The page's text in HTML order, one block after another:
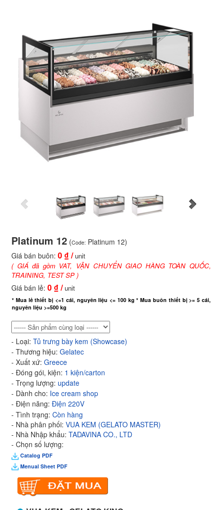
Platinum 12 (Code: Platinum 12)
Giá bán buôn: 0 ₫ / unit
( GIÁ đã gồm VAT, VẬN CHUYỂN GIAO HÀNG TOÀN QUỐC,
TRAINING, TEST SP )
Giá bán lẻ: 0 ₫ /unit
* Mua lẻ thiết bị <=1 cái, nguyên liệu <= 100 kg * Mua buôn thiết bị >= 5 cái,
nguyên liệu >=500 kg
- Loại: Tủ trưng bày kem (Showcase)
- Thương hiệu: Gelatec
- Xuất xứ: Greece
- Đóng gói, kiện: 1 kiện/carton
- Trọng lượng: update
- Dành cho: Ice cream shop
- Điện năng: Điện 220V
- Tình trạng: Còn hàng
- Nhà phân phối: VUA KEM (GELATO MASTER)
- Nhà Nhập khẩu: TADAVINA CO., LTD
- Chọn số lượng:
Catalog PDF
Menual Sheet PDF